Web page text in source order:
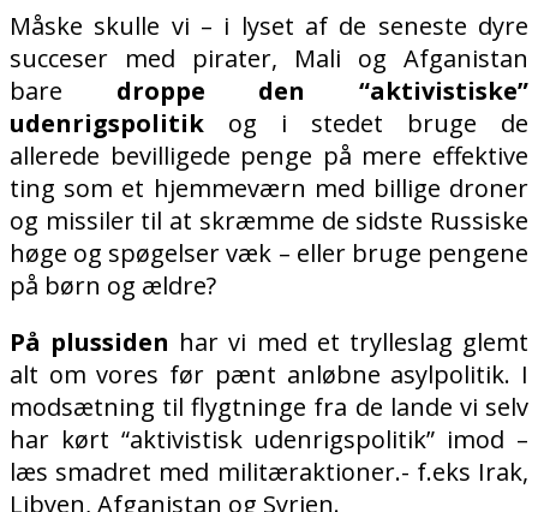
Måske skulle vi – i lyset af de seneste dyre
succeser med pirater, Mali og Afganistan
bare droppe den “aktivistiske”
udenrigspolitik og i stedet bruge de
allerede bevilligede penge på mere effektive
ting som et hjemmeværn med billige droner
og missiler til at skræmme de sidste Russiske
høge og spøgelser væk – eller bruge pengene
på børn og ældre?
På plussiden har vi med et trylleslag glemt
alt om vores før pænt anløbne asylpolitik. I
modsætning til flygtninge fra de lande vi selv
har kørt “aktivistisk udenrigspolitik” imod –
læs smadret med militæraktioner.- f.eks Irak,
Libyen, Afganistan og Syrien.